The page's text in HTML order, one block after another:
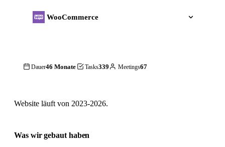
Dauer46 Monate Tasks339 Meetings67
Website läuft von 2023-2026.
Was wir gebaut haben
WooCommerce